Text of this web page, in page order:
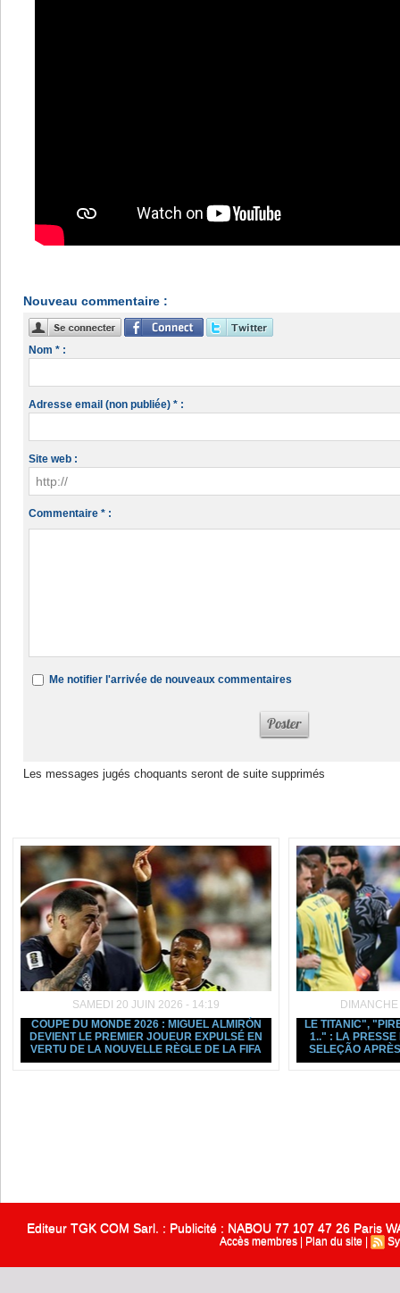
Nouveau commentaire :
Nom * :
Adresse email (non publiée) * :
Site web :
Commentaire * :
Me notifier l'arrivée de nouveaux commentaires
Les messages jugés choquants seront de suite supprimés
SAMEDI 20 JUIN 2026 - 14:19
COUPE DU MONDE 2026 : MIGUEL ALMIRÓN
DEVIENT LE PREMIER JOUEUR EXPULSÉ EN
VERTU DE LA NOUVELLE RÈGLE DE LA FIFA
LE TITANIC",
1.." : LA PRESSE
SELEÇÃO
Editeur TGK COM Sarl. : Publicité : NABOU 77 107 47 26 Paris
Accès membres Plan du site